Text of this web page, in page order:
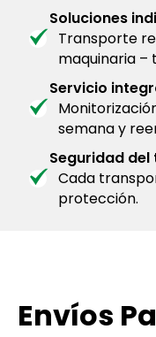
Soluciones
Transporte
maquinaria –
Servicio
semana y
Seguridad
Cada
protección.
Envíos